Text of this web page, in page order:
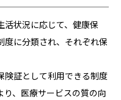
状況に応じて、健康保
度に分類され、それぞれ保
険証として利用できる制度
、医療サービスの質の向